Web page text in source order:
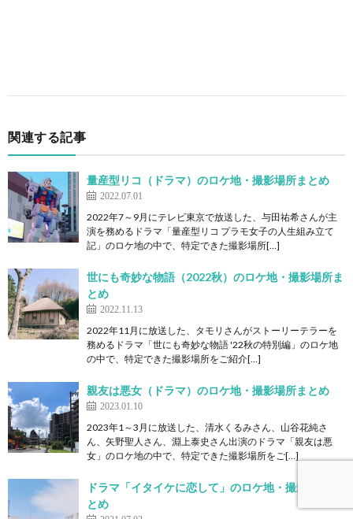
関連する記事
量産型リコ（ドラマ）のロケ地・撮影場所まとめ
2022.07.01
2022年7～9月にテレビ東京で放送した、与田祐希さんが主
演を務めるドラマ「量産型リコ プラモ女子の人生組み立て
記」のロケ地の中で、特定できた撮影場所[…]
世にも奇妙な物語（2022秋）のロケ地・撮影場所ま
とめ
2022.11.13
2022年11月に放送した、タモリさんがストーリーテラーを
務めるドラマ「世にも奇妙な物語 '22秋の特別編」のロケ地
の中で、特定できた撮影場所をご紹介[…]
親友は悪女（ドラマ）のロケ地・撮影場所まとめ
2023.01.10
2023年1～3月に放送した、清水くるみさん、山谷花純さ
ん、矢野聖人さん、淵上泰史さん出演のドラマ「親友は悪
女」のロケ地の中で、特定できた撮影場所をご[…]
ドラマ「イタイケに恋して」のロケ地・撮影場所ま
とめ